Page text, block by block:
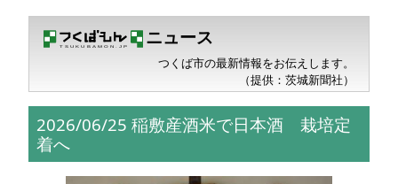
ニュース
つくば市の最新情報をお伝えします。
（提供：茨城新聞社）
2026/06/25 稲敷産酒米で日本酒 栽培定
着へ